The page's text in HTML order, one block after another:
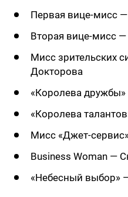
Первая вице-мисс —
Вторая вице-мисс
Мисс зрительских
Докторова
«Королева
«Королева
Мисс «Джет-
Business Woman —
«Небесный выбор»